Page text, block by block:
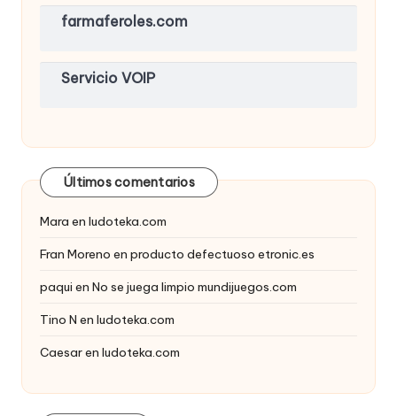
farmaferoles.com
Servicio VOIP
Últimos comentarios
Mara en ludoteka.com
Fran Moreno en producto defectuoso etronic.es
paqui en No se juega limpio mundijuegos.com
Tino N en ludoteka.com
Caesaren ludoteka.com